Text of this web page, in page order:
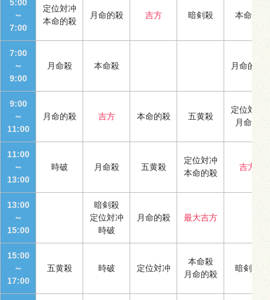
5:00
～
7:00
定位対冲
本命的殺
月命的殺 吉方 暗剣殺 本命殺
7:00
～
9:00
月命殺 本命殺 月命的殺
9:00
～
11:00
月命的殺 吉方 本命的殺 五黄殺
定位対冲
月命殺
11:00
～
13:00
時破 月命殺 五黄殺
定位対冲
本命的殺
吉方
13:00
～
15:00
暗剣殺
定位対冲
時破
月命的殺 最大吉方
15:00
～
17:00
五黄殺 時破 定位対冲
本命殺
月命的殺
暗剣殺